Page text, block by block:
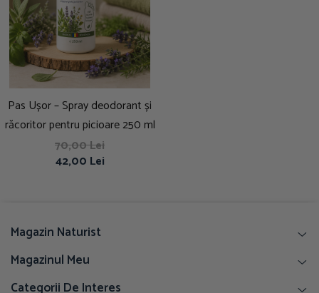
Pas Ușor – Spray deodorant și
răcoritor pentru picioare 250 ml
70,00 Lei
42,00 Lei
Magazin Naturist
Magazinul Meu
Categorii De Interes